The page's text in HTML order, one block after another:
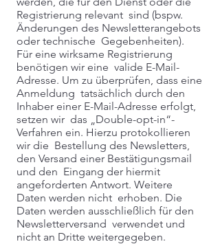
Registrierung relevant sind (bspw.
Änderungen des Newsletterangebots
oder technische Gegebenheiten).
Für eine wirksame Registrierung
benötigen wir eine valide E-Mail-
Adresse. Um zu überprüfen, dass eine
Anmeldung tatsächlich durch den
Inhaber einer E-Mail-Adresse erfolgt,
setzen wir das „Double-opt-in“-
Verfahren ein. Hierzu protokollieren
wir die Bestellung des Newsletters,
den Versand einer Bestätigungsmail
und den Eingang der hiermit
angeforderten Antwort. Weitere
Daten werden nicht erhoben. Die
Daten werden ausschließlich für den
Newsletterversand verwendet und
nicht an Dritte weitergegeben.